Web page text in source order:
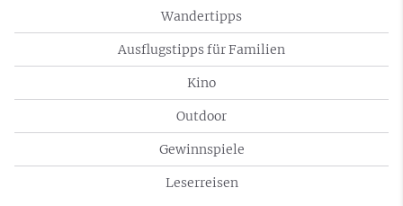
Wandertipps
Ausflugstipps für Familien
Kino
Outdoor
Gewinnspiele
Leserreisen